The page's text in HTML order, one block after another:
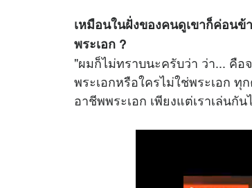
เหมือนในฝั่งของคนดูเขาก็ค่อนข้
พระเอก ?
"ผมก็ไม่ทราบนะครับว่า ว่า... คือ
พระเอกหรือใครไม่ใช่พระเอก
อาชีพพระเอก เพียงแต่เราเล่นกั